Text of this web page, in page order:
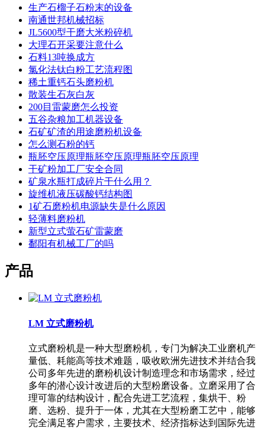
生产石榴子石粉末的设备
南通世邦机械招标
JL5600型干磨大米粉碎机
大理石开采要注意什么
石料13吨换成方
氯化法钛白粉工艺流程图
稀土重钙石头磨粉机
散装生石灰白灰
200目雷蒙磨怎么投资
五谷杂粮加工机器设备
石矿矿渣的用途磨粉机设备
怎么测石粉的钙
瓶胚空压原理瓶胚空压原理瓶胚空压原理
干矿粉加工厂安全合同
矿泉水瓶打成碎片干什么用？
旋维机液压碳酸钙结构图
1矿石磨粉机电源缺失是什么原因
轻薄料磨粉机
新型立式萤石矿雷蒙磨
鄱阳有机械工厂的吗
产品
LM 立式磨粉机
立式磨粉机是一种大型磨粉机，专门为解决工业磨机产
量低、耗能高等技术难题，吸收欧洲先进技术并结合我
公司多年先进的磨粉机设计制造理念和市场需求，经过
多年的潜心设计改进后的大型粉磨设备。立磨采用了合
理可靠的结构设计，配合先进工艺流程，集烘干、粉
磨、选粉、提升于一体，尤其在大型粉磨工艺中，能够
完全满足客户需求，主要技术、经济指标达到国际先进